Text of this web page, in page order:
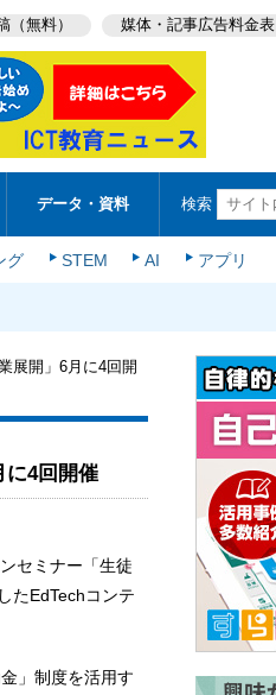
（無料） 媒体・記事広告料金表
データ・資料 検索
グ STEM AI アプリ
展開」6月に4回開
に4回開催
セミナー「生徒
たEdTechコンテ
」制度を活用す